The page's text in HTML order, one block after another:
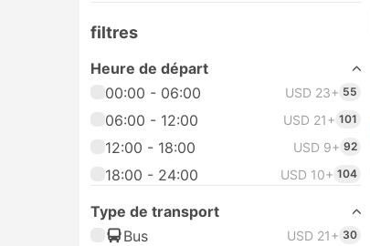
filtres
Heure de départ
00:00 - 06:00
USD 23+ 55
06:00 - 12:00 USD 21+ 101
12:00 - 18:00 USD 9+ 92
18:00 - 24:00 USD 10+ 104
Type de transport
Bus
USD 21+ 30